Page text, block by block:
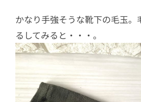
かなり手強そうな靴下の毛玉。
るしてみると・・・。